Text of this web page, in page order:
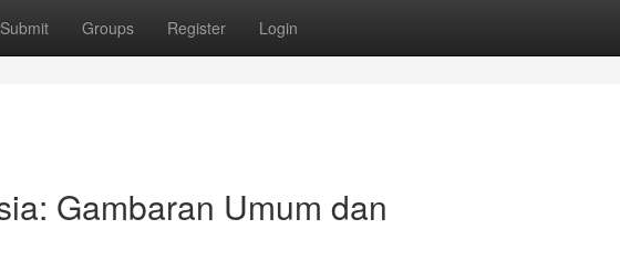
Submit Groups Register Login
Gambaran Umum dan